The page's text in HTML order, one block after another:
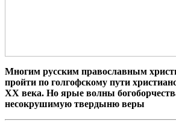
Многим русским православным
пройти по голгофскому пути
XX века. Но ярые волны
несокрушимую твердыню веры